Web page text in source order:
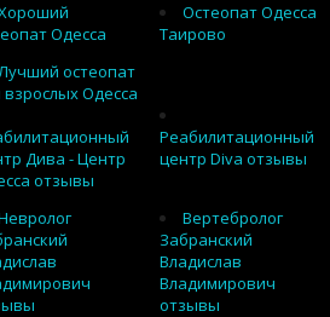
Одесса
Остеопат Одесса
Таирово
остеопат
взрослых Одесса
Дива - Центр
отзывы
Реабилитационный
центр Diva отзывы
Вертебролог
Забранский
Владислав
Владимирович
отзывы